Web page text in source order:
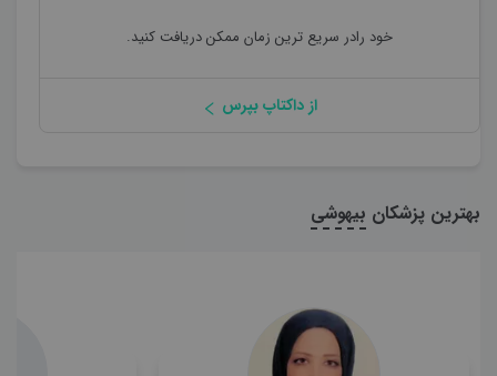
خود رادر سریع ترین زمان ممکن دریافت کنید.
از داکتاپ بپرس
بهترین پزشکان بیهوشی